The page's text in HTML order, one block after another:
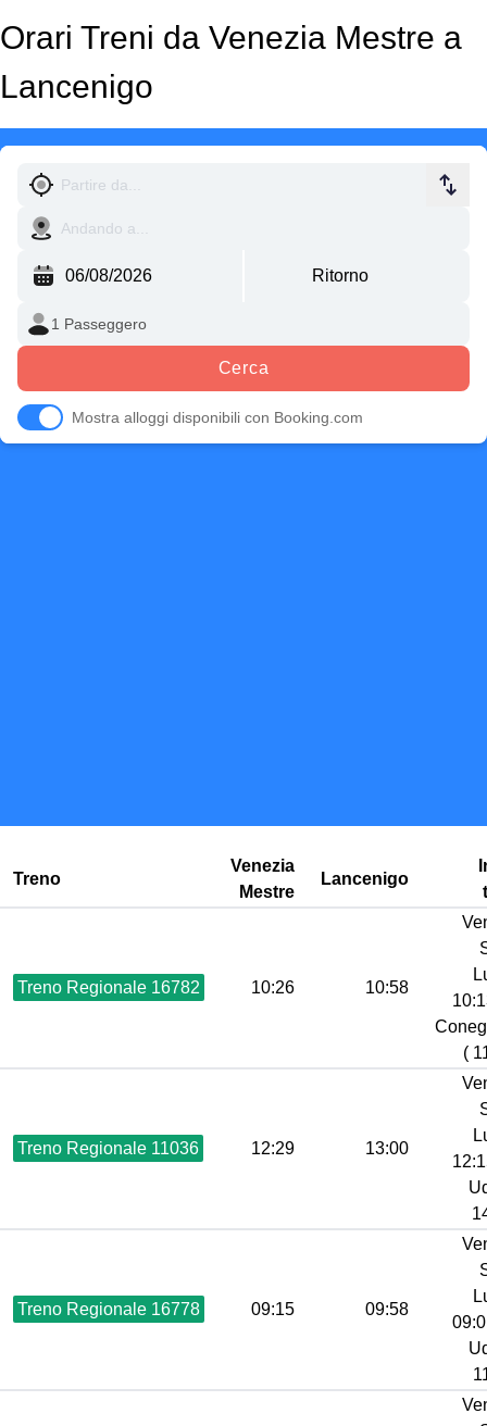
Orari Treni da Venezia Mestre a
Lancenigo
Cerca
Mostra alloggi disponibili con Booking.com
Treno
Venezia
Mestre
Lancenigo
Treno Regionale 16782 10:26 10:58
(
Treno Regionale 11036 12:29 13:00
Treno Regionale 16778 09:15 09:58